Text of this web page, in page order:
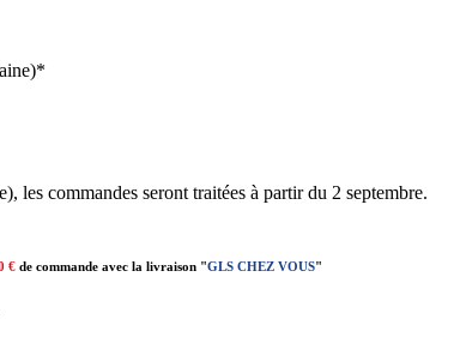
les commandes seront traitées à partir du 2 septembre.
€ de commande avec la livraison "GLS CHEZ VOUS"